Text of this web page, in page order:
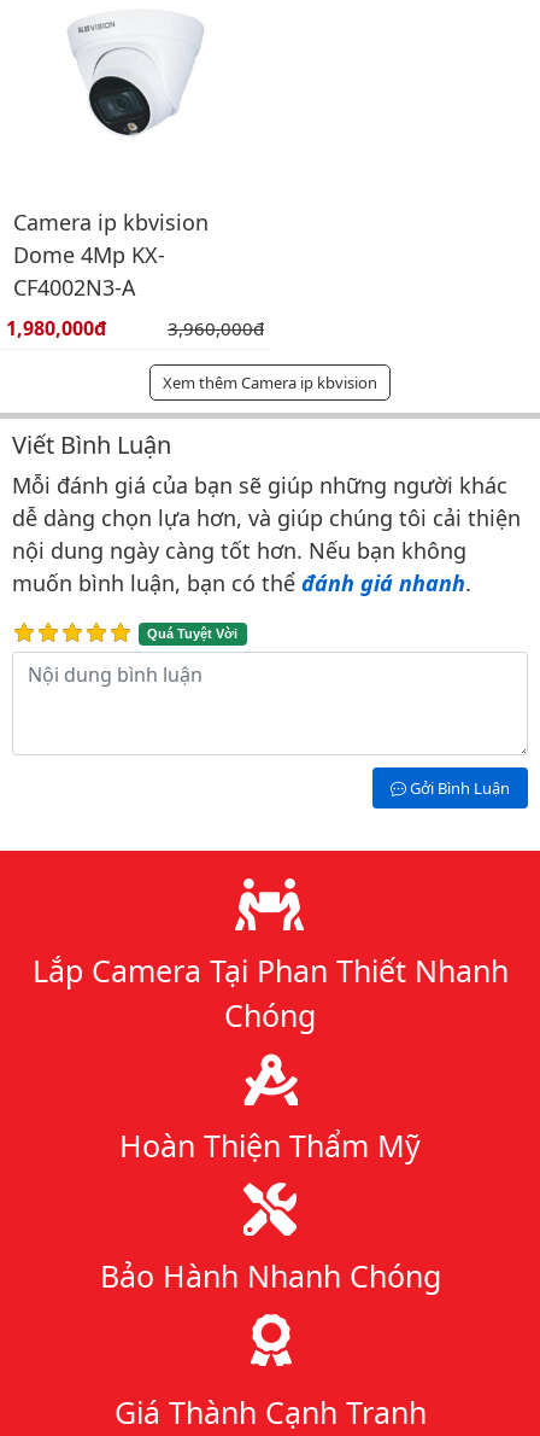
Camera ip kbvision
Dome 4Mp KX-
CF4002N3-A
Giá bán:
1,980,000đ Giá gốc:
3,960,000đ
Xem thêm Camera ip kbvision
Bình luận & Đánh giá
Viết Bình Luận
Mỗi đánh giá của bạn sẽ giúp những người khác
dễ dàng chọn lựa hơn, và giúp chúng tôi cải thiện
nội dung ngày càng tốt hơn. Nếu bạn không
muốn bình luận, bạn có thể đánh giá nhanh.
Quá Tuyệt Vời
Nội dung bình luận
Gởi Bình Luận
Lý do chọn chúng tôi
Lắp Camera Tại Phan Thiết Nhanh
Chóng
Hoàn Thiện Thẩm Mỹ
Bảo Hành Nhanh Chóng
Giá Thành Cạnh Tranh